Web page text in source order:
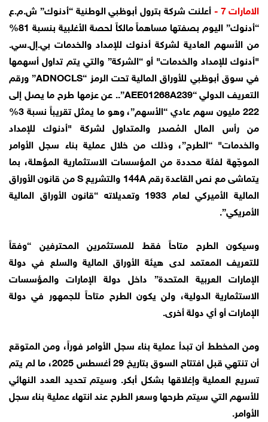
الامارات 7 -
أعلنت شركة بترول أبوظبي الوطنية “أدنوك” ش.م.ع
“أدنوك” اليوم بصفتها مساهماً مالكاً لحصة الأغلبية بنسبة 81%
من الأسهم العادية لشركة أدنوك للإمداد والخدمات بي.إل.سي.
"أدنوك للإمداد والخدمات" أو “الشركة” والتي يتم تداول أسهمها
في سوق أبوظبي للأوراق المالية تحت الرمز “ADNOCLS” ورقم
التعريف الدولي “AEE01268A239”.. عن عزمها طرح ما يصل إلى
222 مليون سهم عادي “الأسهم”، وهو ما يمثل تقريباً نسبة 3%
من رأس المال المُصدر والمتداول لشركة "أدنوك للإمداد
والخدمات" “الطرح”، وذلك من خلال عملية بناء سجل الأوامر
الموجّهة لفئة محددة من المؤسسات الاستثمارية المؤهلة، بما
يتماشى مع نص القاعدة رقم 144A والتشريع S من قانون الأوراق
المالية الأميركي لعام 1933 وتعديلاته “قانون الأوراق المالية
الأمريكي”.
وسيكون الطرح متاحاً فقط للمستثمرين المحترفين “وفقاً
للتعريف المعتمد لدى هيئة الأوراق المالية والسلع في دولة
الإمارات العربية المتحدة” داخل دولة الإمارات والمؤسسات
الاستثمارية الدولية، ولن يكون الطرح متاحاً للجمهور في دولة
الإمارات أو أي دولة أخرى.
ومن المخطط أن تبدأ عملية بناء سجل الأوامر فوراً، ومن المتوقع
أن تنتهي قبل افتتاح السوق بتاريخ 29 أغسطس 2025، ما لم يتم
تسريع العملية وإغلاقها بشكل أبكر. وسيتم تحديد العدد النهائي
للأسهم التي سيتم طرحها وسعر الطرح عند انتهاء عملية بناء سجل
الأوامر.